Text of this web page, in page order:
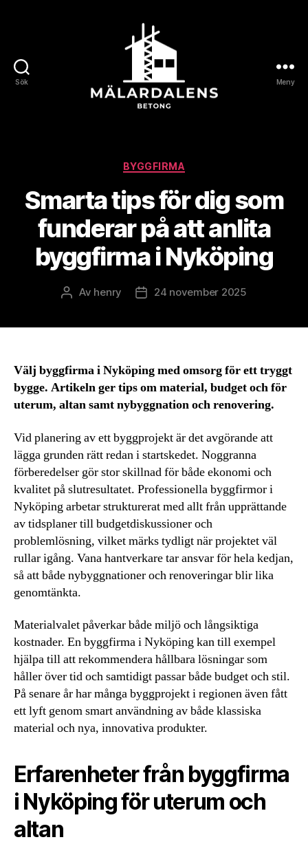
Sök Meny
Kategorier
BYGGFIRMA
Smarta tips för dig som
funderar på att anlita
byggfirma i Nyköping
Inläggsförfattare
Av henry Inläggsdatum
24 november 2025
Välj byggfirma i Nyköping med omsorg för ett tryggt
bygge. Artikeln ger tips om material, budget och för
uterum, altan samt nybyggnation och renovering.
Vid planering av ett byggprojekt är det avgörande att
lägga grunden rätt redan i startskedet. Noggranna
förberedelser gör stor skillnad för både ekonomi och
kvalitet på slutresultatet. Professionella byggfirmor i
Nyköping arbetar strukturerat med allt från upprättande
av tidsplaner till budgetdiskussioner och
problemlösning, vilket märks tydligt när projektet väl
rullar igång. Vana hantverkare tar ansvar för hela kedjan,
så att både nybyggnationer och renoveringar blir lika
genomtänkta.
Materialvalet påverkar både miljö och långsiktiga
kostnader. En byggfirma i Nyköping kan till exempel
hjälpa till att rekommendera hållbara lösningar som
håller över tid och samtidigt passar både budget och stil.
På senare år har många byggprojekt i regionen även fått
ett lyft genom smart användning av både klassiska
material och nya, innovativa produkter.
Erfarenheter från byggfirma
i Nyköping för uterum och
altan